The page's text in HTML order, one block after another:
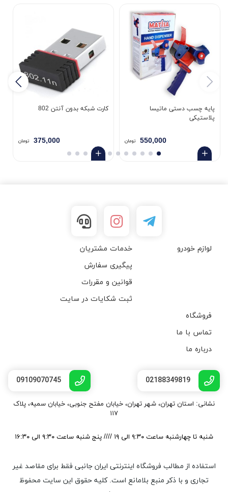
پایه چسب دستی ماتیسا
پلاستیکی
550,000 تومان
کارت شبکه بدون آنتن 802
375,000 تومان
لوازم خودرو
خدمات مشتریان
پیگیری سفارش
قوانین و مقررات
ثبت شکایات در سایت
فروشگاه
تماس با ما
درباره ما
02188349819
09109070745
نشانی: استان تهران، شهر تهران، خیابان مفتح جنوبی، خیابان سمیه، پلاک
۱۱۷
شنبه تا چهارشنبه ساعت ۹:۳۰ الی ۱۹ //// پنج شنبه ساعت ۹:۳۰ الی ۱۶:۳۰
استفاده از مطالب فروشگاه اینترنتی ایران جانبی فقط برای مقاصد غیر
تجاری و با ذکر منبع بلامانع است. کليه حقوق اين سايت محفوظ